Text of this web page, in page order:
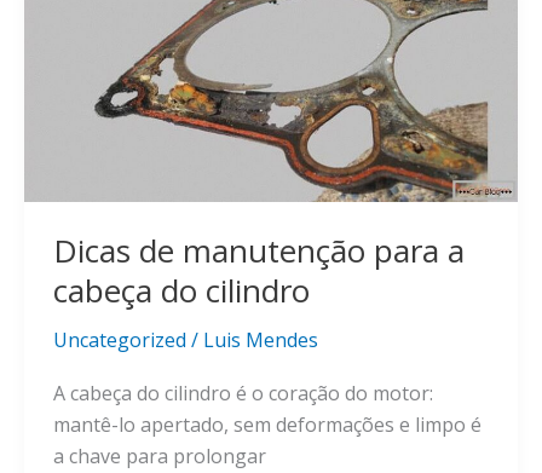
Dicas de manutenção para a
cabeça do cilindro
Uncategorized / Luis Mendes
A cabeça do cilindro é o coração do motor:
mantê-lo apertado, sem deformações e limpo é
a chave para prolongar